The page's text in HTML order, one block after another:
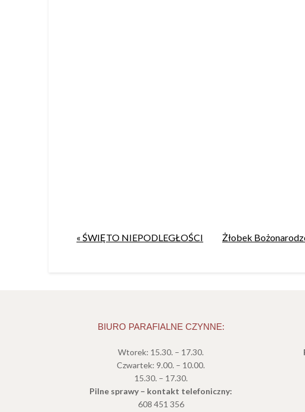
« ŚWIĘTO NIEPODLEGŁOŚCI Żłobek
BIURO PARAFIALNE CZYNNE:
Wtorek: 15.30. – 17.30.
Czwartek: 9.00. – 10.00.
15.30. – 17.30.
Pilne sprawy – kontakt telefoniczny:
608 451 356